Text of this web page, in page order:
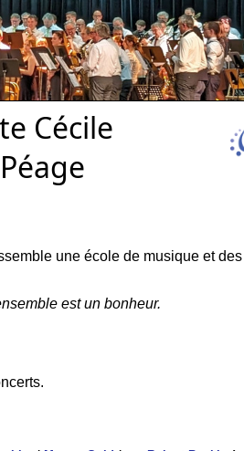
Cécile
une école de musique et des
est un bonheur.